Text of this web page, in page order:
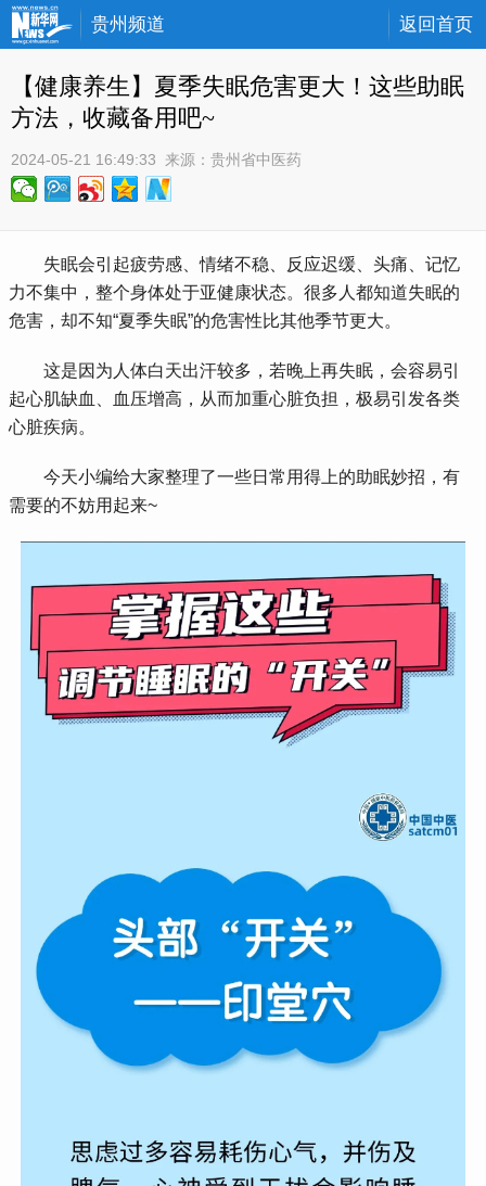
贵州频道 返回首页
【健康养生】夏季失眠危害更大！这些助眠
方法，收藏备用吧~
2024-05-21 16:49:33 来源： 贵州省中医药
失眠会引起疲劳感、情绪不稳、反应迟缓、头痛、记忆
力不集中，整个身体处于亚健康状态。很多人都知道失眠的
危害，却不知“夏季失眠”的危害性比其他季节更大。
这是因为人体白天出汗较多，若晚上再失眠，会容易引
起心肌缺血、血压增高，从而加重心脏负担，极易引发各类
心脏疾病。
今天小编给大家整理了一些日常用得上的助眠妙招，有
需要的不妨用起来~